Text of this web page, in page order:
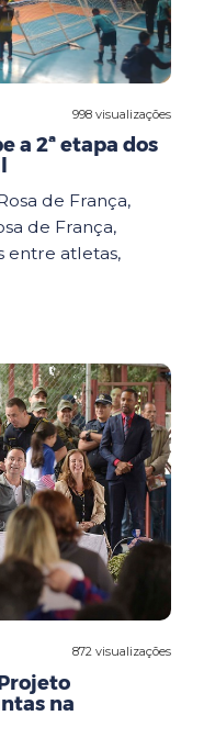
998 visualizações
a 2ª etapa dos
de França,
de França,
entre atletas,
872 visualizações
na